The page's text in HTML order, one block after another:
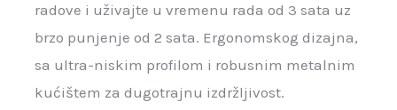
radove i uživajte u vremenu rada od 3 sata uz
brzo punjenje od 2 sata. Ergonomskog dizajna,
sa ultra-niskim profilom i robusnim metalnim
kućištem za dugotrajnu izdržljivost.